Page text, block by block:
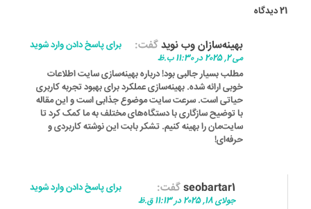
21 دیدگاه
بهینه‌سازان وب نویدگفت:
می 2, 2025 در 11:30 ب.ظ
مطلب بسیار جالبی بود! درباره بهینه‌سازی سایت اطلاعات
خوبی ارائه شده. بهینه‌سازی عملکرد برای بهبود تجربه کاربری
حیاتی است. سرعت سایت موضوع جذابی است و این مقاله
با توضیح سازگاری با دستگاه‌های مختلف به ما کمک کرد تا
سایت‌مان را بهینه کنیم. تشکر بابت این نوشته کاربردی و
حرفه‌ای!
برای پاسخ دادن وارد شوید
seobartar1گفت:
جولای 18, 2025 در 11:13 ق.ظ
برای پاسخ دادن وارد شوید